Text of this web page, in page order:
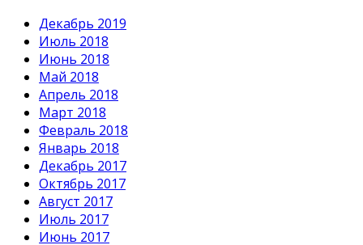
Декабрь 2019
Июль 2018
Июнь 2018
Май 2018
Апрель 2018
Март 2018
Февраль 2018
Январь 2018
Декабрь 2017
Октябрь 2017
Август 2017
Июль 2017
Июнь 2017